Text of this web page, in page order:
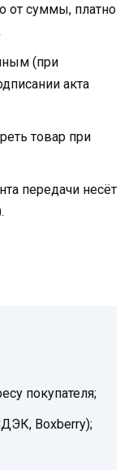
от суммы, платно
(при
акта
товар при
передачи несёт
покупателя;
Boxberry);